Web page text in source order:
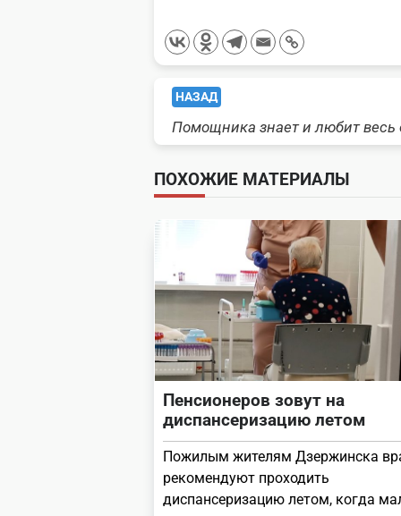
<span
class="nav-
subtitle
screen-
text">Page</span>
НАЗАД
Помощника знает и любит весь
ПОХОЖИЕ МАТЕРИАЛЫ
Пенсионеров зовут на
диспансеризацию летом
Пожилым жителям Дзержинска
рекомендуют проходить
диспансеризацию летом, когда